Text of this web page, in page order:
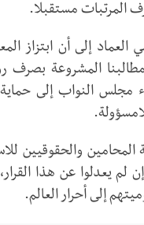
المرتبات مستقبلا.
العماد إلى أن ابتزاز
المشروعة بصرف
مجلس النواب إلى حماية
المحامين والحقوقيين
لم يعدلوا عن هذا
إلى أحرار العالم.